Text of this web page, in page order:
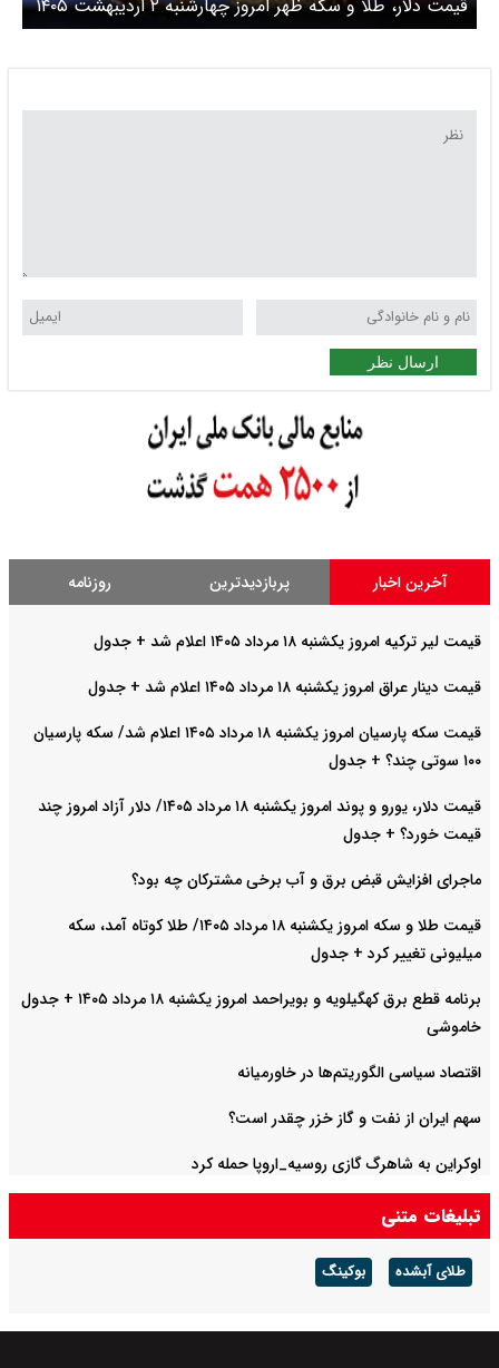
قیمت دلار، طلا و سکه ظهر امروز چهارشنبه ۲ اردیبهشت ۱۴۰۵
/ سکه‌های سنگین 2 میلیون تومان بالا رفتند
ارسال نظر
آخرین اخبار پربازدیدترین روزنامه
قیمت لیر ترکیه امروز یکشنبه ۱۸ مرداد ۱۴۰۵ اعلام شد + جدول
قیمت دینار عراق امروز یکشنبه ۱۸ مرداد ۱۴۰۵ اعلام شد + جدول
قیمت سکه پارسیان امروز یکشنبه ۱۸ مرداد ۱۴۰۵ اعلام شد/ سکه پارسیان
۱۰۰ سوتی چند؟ + جدول
قیمت دلار، یورو و پوند امروز یکشنبه ۱۸ مرداد ۱۴۰۵/ دلار آزاد امروز چند
قیمت خورد؟ + جدول
ماجرای افزایش قبض برق و آب برخی مشترکان چه بود؟
قیمت طلا و سکه امروز یکشنبه ۱۸ مرداد ۱۴۰۵/ طلا کوتاه آمد، سکه
میلیونی تغییر کرد + جدول
برنامه قطع برق کهگیلویه و بویراحمد امروز یکشنبه ۱۸ مرداد ۱۴۰۵ + جدول
خاموشی
اقتصاد سیاسی الگوریتم‌ها در خاورمیانه
سهم ایران از نفت و گاز خزر چقدر است؟
اوکراین به شاهرگ گازی روسیه_اروپا حمله کرد
تبلیغات متنی
طلای آبشده بوکینگ